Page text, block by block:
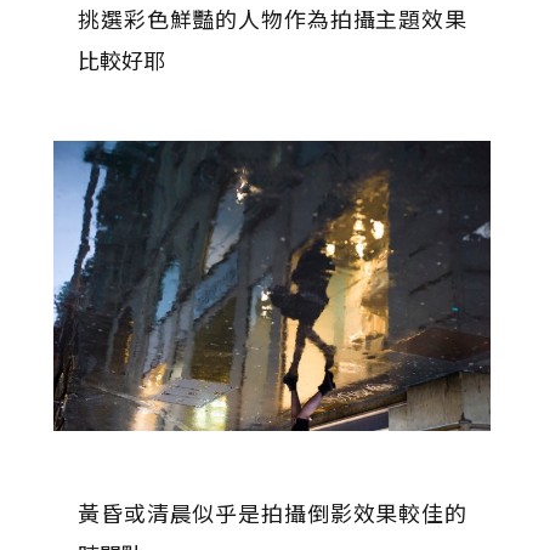
挑選彩色鮮豔的人物作為拍攝主題效果
比較好耶
黃昏或清晨似乎是拍攝倒影效果較佳的